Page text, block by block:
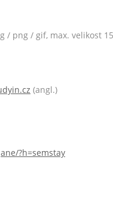
/ png / gif, max. velikost
(angl.)
?h=semstay